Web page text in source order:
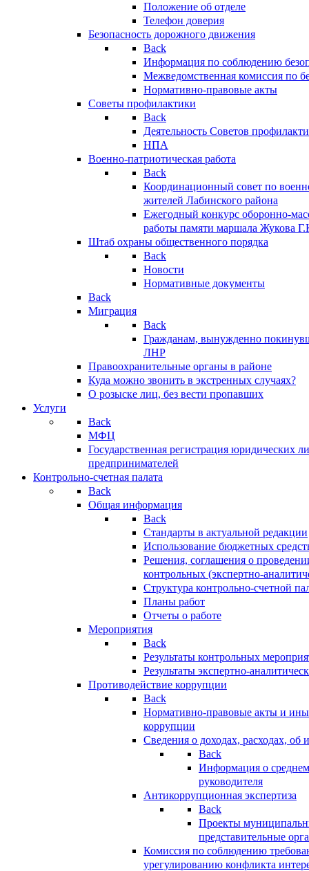
Положение об отделе
Телефон доверия
Безопасность дорожного движения
Back
Информация по соблюдению
Межведомственная комиссия по
Нормативно-правовые акты
Советы профилактики
Back
Деятельность Советов
НПА
Военно-патриотическая работа
Back
Координационный совет по
жителей Лабинского района
Ежегодный конкурс оборонно-
работы памяти маршала Жукова
Штаб охраны общественного порядка
Back
Новости
Нормативные документы
Back
Миграция
Back
Гражданам, вынужденно
ЛНР
Правоохранительные органы в районе
Куда можно звонить в экстренных случаях?
О розыске лиц, без вести пропавших
Услуги
Back
МФЦ
Государственная регистрация юридических
предпринимателей
Контрольно-счетная палата
Back
Общая информация
Back
Стандарты в актуальной редакции
Использование бюджетных
Решения, соглашения о
контрольных (экспертно-
Структура контрольно-счетной
Планы работ
Отчеты о работе
Мероприятия
Back
Результаты контрольных
Результаты экспертно-
Противодействие коррупции
Back
Нормативно-правовые акты и
коррупции
Сведения о доходах, расходах, об
Back
Информация о
руководителя
Антикоррупционная экспертиза
Back
Проекты
представительные
Комиссия по соблюдению
урегулированию конфликта